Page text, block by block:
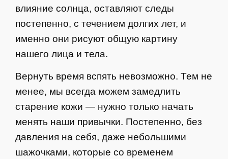
влияние солнца, оставляют следы
постепенно, с течением долгих лет, и
именно они рисуют общую картину
нашего лица и тела.
Вернуть время вспять невозможно. Тем не
менее, мы всегда можем замедлить
старение кожи — нужно только начать
менять наши привычки. Постепенно, без
давления на себя, даже небольшими
шажочками, которые со временем